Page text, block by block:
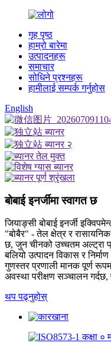
गृह पृष्ठ
हाम्रो बारेमा
उत्पादनहरू
समाचार
सोधिने प्रश्नहरू
हामीलाई सम्पर्क गर्नुहोस
English
बोबाई इनर्जीमा स्वागत छ
जियाङ्सी बोबाई इनर्जी
"बोबैर" - तेल क्षेत्र र
छ, जुन चीनको उच्चतम अल्ट्रा
बलियो उत्पादन विकास र
गुणस्तर प्रणाली मानक पूर्ण
अवस्था परीक्षण सञ्चालन
थप पढ्नुहोस्